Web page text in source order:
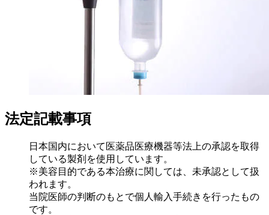
法定記載事項
日本国内において医薬品医療機器等法上の承認を取得
している製剤を使用しています。
※美容目的である本治療に関しては、未承認として扱
われます。
当院医師の判断のもとで個人輸入手続きを行ったもの
です。